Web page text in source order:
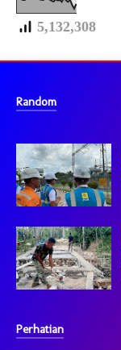
5,132,308
Random
Perhatian